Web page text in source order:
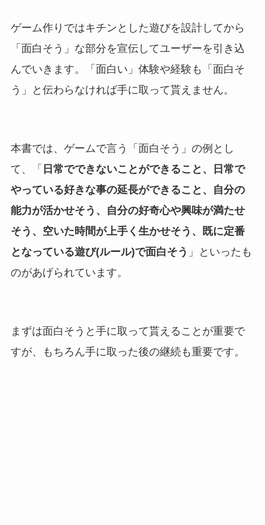
ゲーム作りではキチンとした遊びを設計してから
「面白そう」な部分を宣伝してユーザーを引き込
んでいきます。「面白い」体験や経験も「面白そ
う」と伝わらなければ手に取って貰えません。
本書では、ゲームで言う「面白そう」の例とし
て、「 日常でできないことができること、日常で
やっている好きな事の延長ができること、自分の
能力が活かせそう、自分の好奇心や興味が満たせ
そう、空いた時間が上手く生かせそう、既に定番
となっている遊び(ルール)で面白そう 」といったも
のがあげられています。
まずは面白そうと手に取って貰えることが重要で
すが、もちろん手に取った後の継続も重要です。